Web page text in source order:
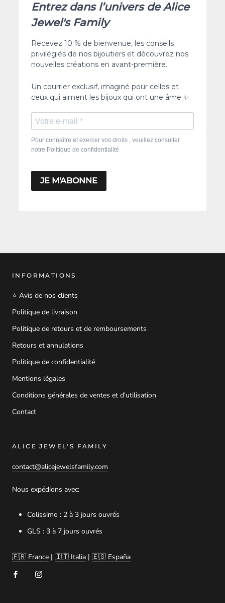
Entrez dans l’univers de Alice
Jewel's Family
Recevez 10 % de bienvenue, les conseils
privilégiés de nos bijoutiers et découvrez nos
nouvelles créations en avant-première.
Un courrier exclusif, imaginé pour celles et
ceux qui aiment les bijoux qui ont une âme ✨
Pour connaitre et exercer vos droits , veuillez consulter
notre Politique de confidentialité
JE M'ABONNE
INFORMATIONS
⭐ Avis de nos clients
Politique de livraison
Politique de retours et de remboursements
Retours et annulations
Politique de confidentialité
Mentions légales
Conditions générales de ventes et d'utilisation
Contact
ALICE JEWEL'S FAMILY
contact@alicejewelsfamily.com
Nous expédions avec:
Colissimo : 2 à 3 jours ouvrés
GLS : 3 à 7 jours ouvrés
🇫🇷 France | 🇮🇹 Italia | 🇪🇸 España